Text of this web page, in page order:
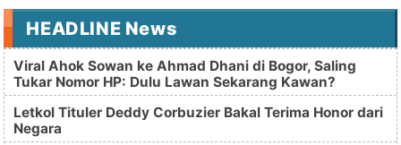
HEADLINE News
Viral Ahok Sowan ke Ahmad Dhani di Bogor, Saling
Tukar Nomor HP: Dulu Lawan Sekarang Kawan?
Letkol Tituler Deddy Corbuzier Bakal Terima Honor dari
Negara